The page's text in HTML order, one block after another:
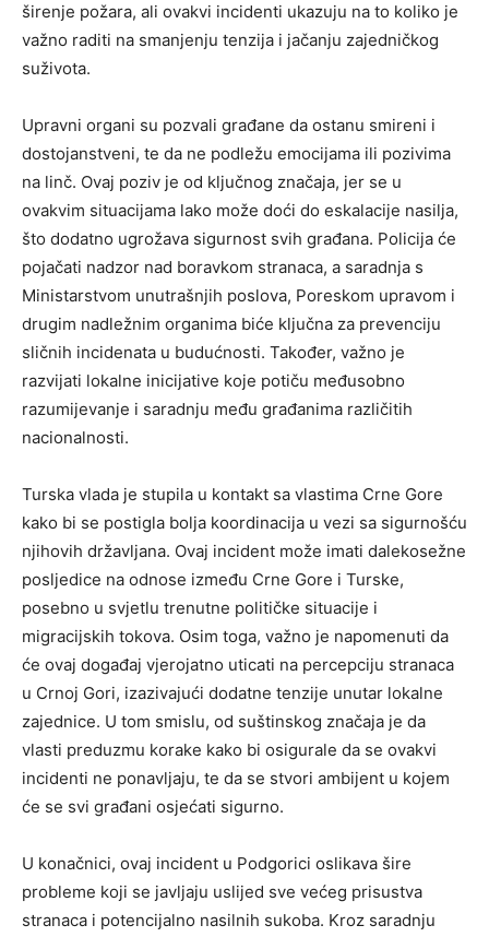
širenje požara, ali ovakvi incidenti ukazuju na to koliko je
važno raditi na smanjenju tenzija i jačanju zajedničkog
suživota.
Upravni organi su pozvali građane da ostanu smireni i
dostojanstveni, te da ne podležu emocijama ili pozivima
na linč. Ovaj poziv je od ključnog značaja, jer se u
ovakvim situacijama lako može doći do eskalacije nasilja,
što dodatno ugrožava sigurnost svih građana. Policija će
pojačati nadzor nad boravkom stranaca, a saradnja s
Ministarstvom unutrašnjih poslova, Poreskom upravom i
drugim nadležnim organima biće ključna za prevenciju
sličnih incidenata u budućnosti. Također, važno je
razvijati lokalne inicijative koje potiču međusobno
razumijevanje i saradnju među građanima različitih
nacionalnosti.
Turska vlada je stupila u kontakt sa vlastima Crne Gore
kako bi se postigla bolja koordinacija u vezi sa sigurnošću
njihovih državljana. Ovaj incident može imati dalekosežne
posljedice na odnose između Crne Gore i Turske,
posebno u svjetlu trenutne političke situacije i
migracijskih tokova. Osim toga, važno je napomenuti da
će ovaj događaj vjerojatno uticati na percepciju stranaca
u Crnoj Gori, izazivajući dodatne tenzije unutar lokalne
zajednice. U tom smislu, od suštinskog značaja je da
vlasti preduzmu korake kako bi osigurale da se ovakvi
incidenti ne ponavljaju, te da se stvori ambijent u kojem
će se svi građani osjećati sigurno.
U konačnici, ovaj incident u Podgorici oslikava šire
probleme koji se javljaju uslijed sve većeg prisustva
stranaca i potencijalno nasilnih sukoba. Kroz saradnju